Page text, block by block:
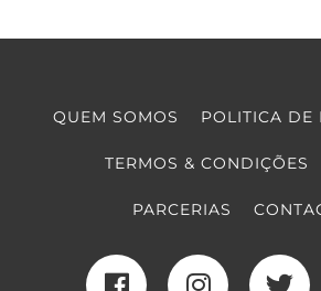
QUEM SOMOS POLITICA DE
TERMOS & CONDIÇÕES
PARCERIAS